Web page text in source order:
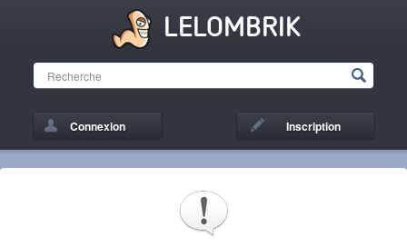
LELOMBRIK
Connexion Inscription